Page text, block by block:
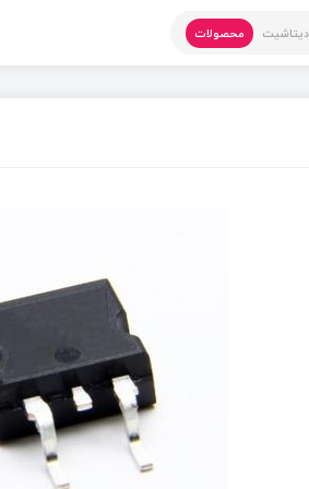
دیتاشیت محصولات